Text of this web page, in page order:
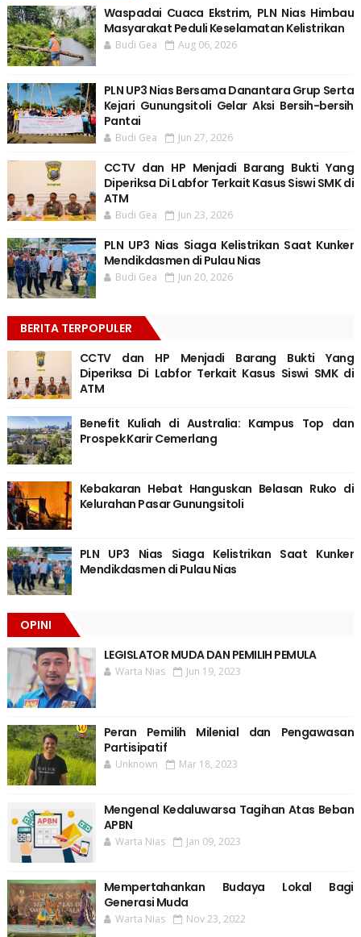
Waspadai Cuaca Ekstrim, PLN Nias Himbau
Masyarakat Peduli Keselamatan Kelistrikan
Budi Gea Aug 06, 2026
PLN UP3 Nias Bersama Danantara Grup Serta
Kejari Gunungsitoli Gelar Aksi Bersih-bersih
Pantai
Budi Gea Jun 27, 2026
CCTV dan HP Menjadi Barang Bukti Yang
Diperiksa Di Labfor Terkait Kasus Siswi SMK di
ATM
Budi Gea Jun 23, 2026
PLN UP3 Nias Siaga Kelistrikan Saat Kunker
Mendikdasmen di Pulau Nias
Budi Gea Jun 20, 2026
BERITA TERPOPULER
CCTV dan HP Menjadi Barang Bukti Yang
Diperiksa Di Labfor Terkait Kasus Siswi SMK di
ATM
Benefit Kuliah di Australia: Kampus Top dan
Prospek Karir Cemerlang
Kebakaran Hebat Hanguskan Belasan Ruko di
Kelurahan Pasar Gunungsitoli
PLN UP3 Nias Siaga Kelistrikan Saat Kunker
Mendikdasmen di Pulau Nias
OPINI
LEGISLATOR MUDA DAN PEMILIH PEMULA
Warta Nias Jun 19, 2023
Peran Pemilih Milenial dan Pengawasan
Partisipatif
Unknown Mar 18, 2023
Mengenal Kedaluwarsa Tagihan Atas Beban
APBN
Warta Nias Jan 09, 2023
Mempertahankan Budaya Lokal Bagi
Generasi Muda
Warta Nias Nov 23, 2022